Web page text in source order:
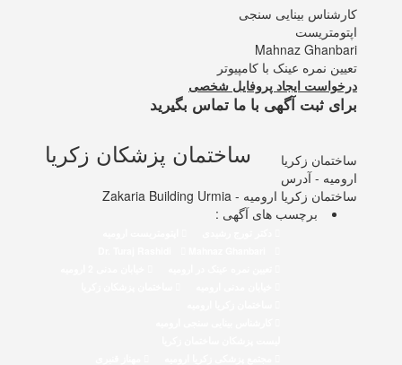
کارشناس بینایی سنجی
اپتومتریست
Mahnaz Ghanbari
تعیین نمره عینک با کامپیوتر
درخواست ایجاد پروفایل شخصی
برای ثبت آگهی با ما تماس بگیرید
ساختمان پزشکان زکریا
ساختمان زکریا
ارومیه - آدرس
ساختمان زکریا ارومیه - Zakaria Building Urmia
برچسب های آگهی :